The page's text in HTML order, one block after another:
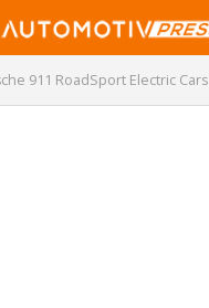
911 RoadSport Electric Cars